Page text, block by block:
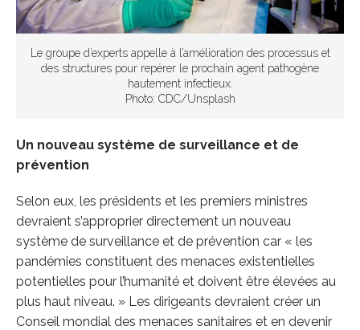
Le groupe d’experts appelle à l’amélioration des processus et
des structures pour repérer le prochain agent pathogène
hautement infectieux.
Photo: CDC/Unsplash
Un nouveau système de surveillance et de
prévention
Selon eux, les présidents et les premiers ministres
devraient s’approprier directement un nouveau
système de surveillance et de prévention car « les
pandémies constituent des menaces existentielles
potentielles pour l’humanité et doivent être élevées au
plus haut niveau. » Les dirigeants devraient créer un
Conseil mondial des menaces sanitaires et en devenir